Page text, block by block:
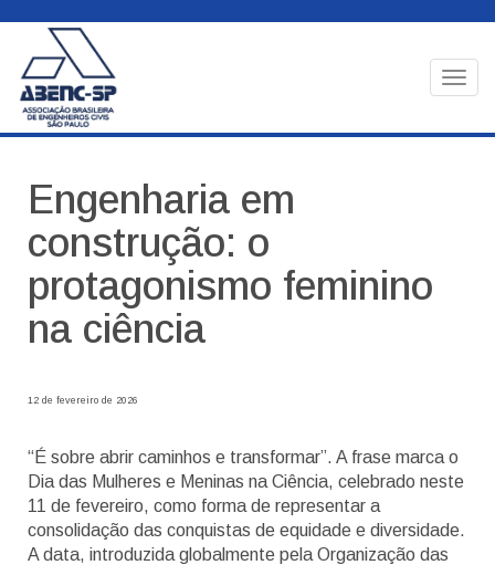
Engenharia em
construção: o
protagonismo feminino
na ciência
12 de fevereiro de 2026
“É sobre abrir caminhos e transformar”. A frase marca o
Dia das Mulheres e Meninas na Ciência, celebrado neste
11 de fevereiro, como forma de representar a
consolidação das conquistas de equidade e diversidade.
A data, introduzida globalmente pela Organização das